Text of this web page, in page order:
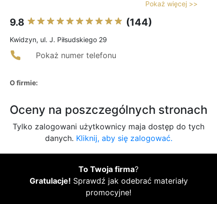
Pokaż więcej >>
9.8 (144)
Kwidzyn, ul. J. Piłsudskiego 29
Pokaż numer telefonu
O firmie:
Oceny na poszczególnych stronach
Tylko zalogowani użytkownicy maja dostęp do tych
danych. Kliknij, aby się zalogować.
To Twoja firma?
Gratulacje! Sprawdź jak odebrać materiały
promocyjne!